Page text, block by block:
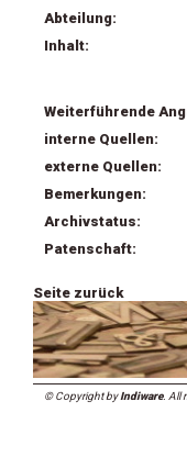
Abteilung:
Inhalt:
Weiterführende
interne Quellen:
externe Quellen:
Bemerkungen:
Archivstatus:
Patenschaft:
Seite zurück
© Copyright byIndiware. All